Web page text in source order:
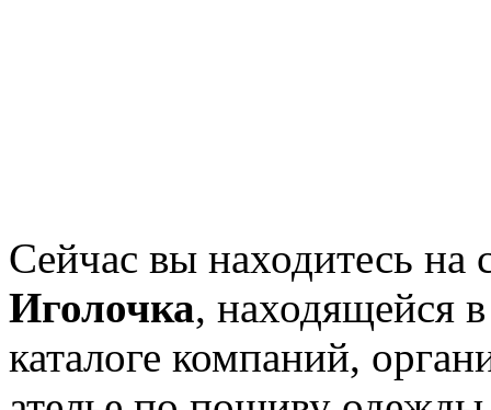
Сейчас вы находитесь на
Иголочка, находящейся
каталоге компаний,